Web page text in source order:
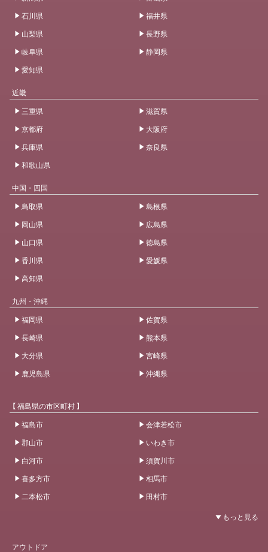
石川県
福井県
山梨県
長野県
岐阜県
静岡県
愛知県
近畿
三重県
滋賀県
京都府
大阪府
兵庫県
奈良県
和歌山県
中国・四国
鳥取県
島根県
岡山県
広島県
山口県
徳島県
香川県
愛媛県
高知県
九州・沖縄
福岡県
佐賀県
長崎県
熊本県
大分県
宮崎県
鹿児島県
沖縄県
【 福島県の市区町村 】
福島市
会津若松市
郡山市
いわき市
白河市
須賀川市
喜多方市
相馬市
二本松市
田村市
アウトドア